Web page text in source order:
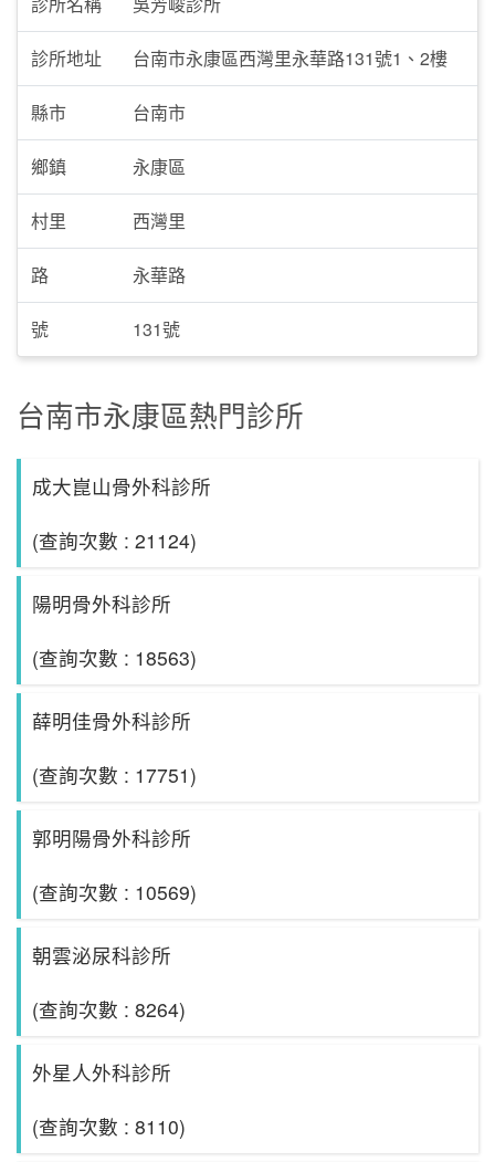
診所地址 台南市永康區西灣里永華路131號1、2樓
縣市 台南市
鄉鎮 永康區
村里 西灣里
路 永華路
號 131號
台南市永康區熱門診所
成大崑山骨外科診所
(查詢次數 : 21124)
陽明骨外科診所
(查詢次數 : 18563)
薛明佳骨外科診所
(查詢次數 : 17751)
郭明陽骨外科診所
(查詢次數 : 10569)
朝雲泌尿科診所
(查詢次數 : 8264)
外星人外科診所
(查詢次數 : 8110)